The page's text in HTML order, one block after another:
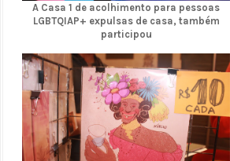
A Casa 1 de acolhimento para pessoas
LGBTQIAP+ expulsas de casa, também
participou